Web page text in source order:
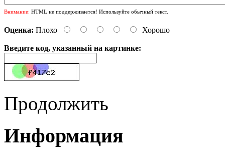
Внимание: HTML не поддерживается! Используйте обычный текст.
Оценка: Плохо Хорошо
Введите код, указанный на картинке:
Продолжить
Информация